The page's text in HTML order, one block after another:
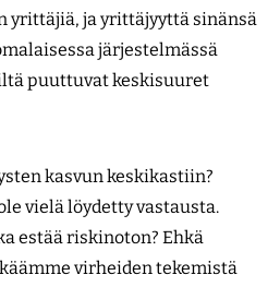
yrittäjiä, ja yrittäjyyttä sinänsä
järjestelmässä
puuttuvat keskisuuret
kasvun keskikastiin?
vielä löydetty vastausta.
estää riskinoton? Ehkä
virheiden tekemistä